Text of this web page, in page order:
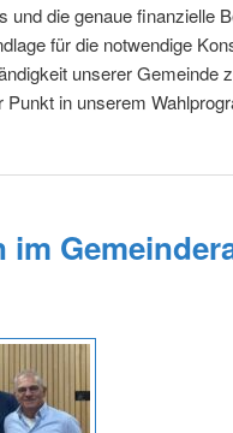
die genaue finanzielle
für die notwendige
unserer Gemeinde
in unserem
im